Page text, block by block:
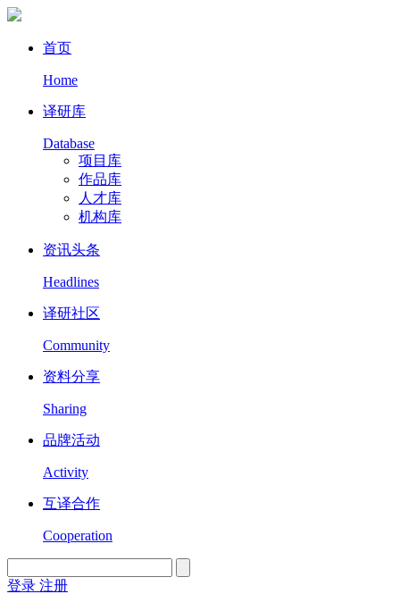
首页
Home
译研库
Database
项目库
作品库
人才库
机构库
资讯头条
Headlines
译研社区
Community
资料分享
Sharing
品牌活动
Activity
互译合作
Cooperation
登录 注册